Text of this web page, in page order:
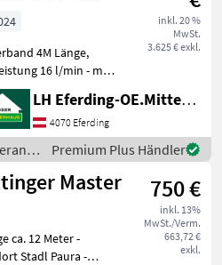
inkl. 20 %
MwSt.
3.625 € exkl.
4M Länge,
16 l/min - max
( Keine
)
LH Eferding-OE.Mitte, Eferding
4070 Eferding
Premium Plus Händler
Master 750 €
inkl. 13%
MwSt./Verm.
663,72 €
exkl.
ca. 12 Meter -
Stadl Paura -